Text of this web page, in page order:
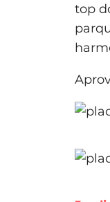
top